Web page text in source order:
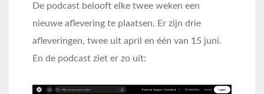
De podcast belooft elke twee weken een
nieuwe aflevering te plaatsen. Er zijn drie
afleveringen, twee uit april en één van 15 juni.
En de podcast ziet er zo uit: